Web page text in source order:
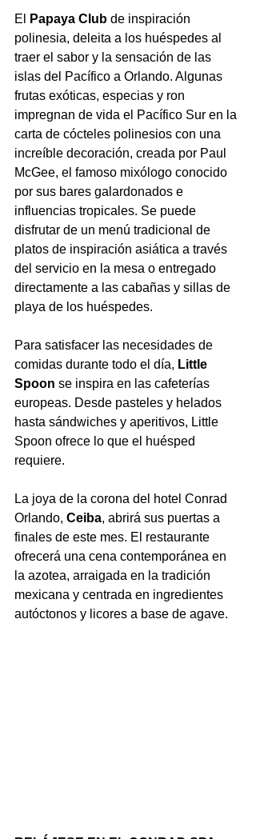
El Papaya Club de inspiración
polinesia, deleita a los huéspedes al
traer el sabor y la sensación de las
islas del Pacífico a Orlando. Algunas
frutas exóticas, especias y ron
impregnan de vida el Pacífico Sur en la
carta de cócteles polinesios con una
increíble decoración, creada por Paul
McGee, el famoso mixólogo conocido
por sus bares galardonados e
influencias tropicales. Se puede
disfrutar de un menú tradicional de
platos de inspiración asiática a través
del servicio en la mesa o entregado
directamente a las cabañas y sillas de
playa de los huéspedes.
Para satisfacer las necesidades de
comidas durante todo el día, Little
Spoon se inspira en las cafeterías
europeas. Desde pasteles y helados
hasta sándwiches y aperitivos, Little
Spoon ofrece lo que el huésped
requiere.
La joya de la corona del hotel Conrad
Orlando, Ceiba, abrirá sus puertas a
finales de este mes. El restaurante
ofrecerá una cena contemporánea en
la azotea, arraigada en la tradición
mexicana y centrada en ingredientes
autóctonos y licores a base de agave.